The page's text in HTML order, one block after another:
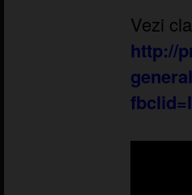
Vezi
http://